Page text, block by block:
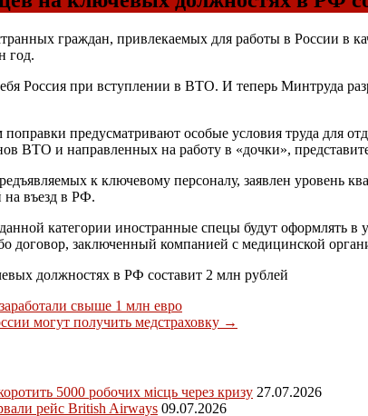
граждан, привлекаемых для работы в России в
год.
Россия при вступлении в ВТО. И теперь Минтруда
предусматривают особые условия труда для
ВТО и направленных на работу в «дочки»,
к ключевому персоналу, заявлен уровень
въезд в РФ.
категории иностранные спецы будут
договор, заключенный компанией с медицинской
должностях в РФ составит 2 млн рублей
свыше 1 млн евро
могут получить медстраховку →
5000 робочих місць через кризу 27.07.2026
рейс British Airways 09.07.2026